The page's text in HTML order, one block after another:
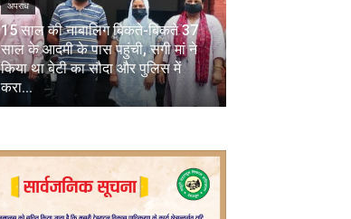
अपराध
15 साल की नाबालिग बिकते-बिकते 37
साल के आदमी के पास पहुंची, सगी मां ने
किया था बेटी का सौदा और पुलिस में
करा...